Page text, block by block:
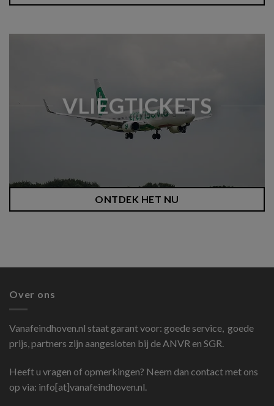
VLIEGTICKETS
ONTDEK HET NU
Over ons
Vanafeindhoven.nl staat garant voor: goede service, goede
prijs, partners zijn aangesloten bij de ANVR en SGR.
Heeft u vragen of opmerkingen? Neem dan contact met ons
op via: info[at]vanafeindhoven.nl.